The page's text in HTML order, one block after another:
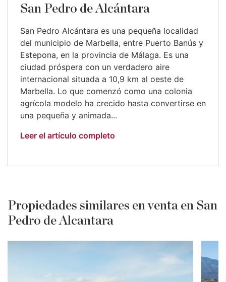
San Pedro de Alcántara
San Pedro Alcántara es una pequeña localidad
del municipio de Marbella, entre Puerto Banús y
Estepona, en la provincia de Málaga. Es una
ciudad próspera con un verdadero aire
internacional situada a 10,9 km al oeste de
Marbella. Lo que comenzó como una colonia
agrícola modelo ha crecido hasta convertirse en
una pequeña y animada...
Leer el artículo completo
Propiedades similares en venta en San
Pedro de Alcantara